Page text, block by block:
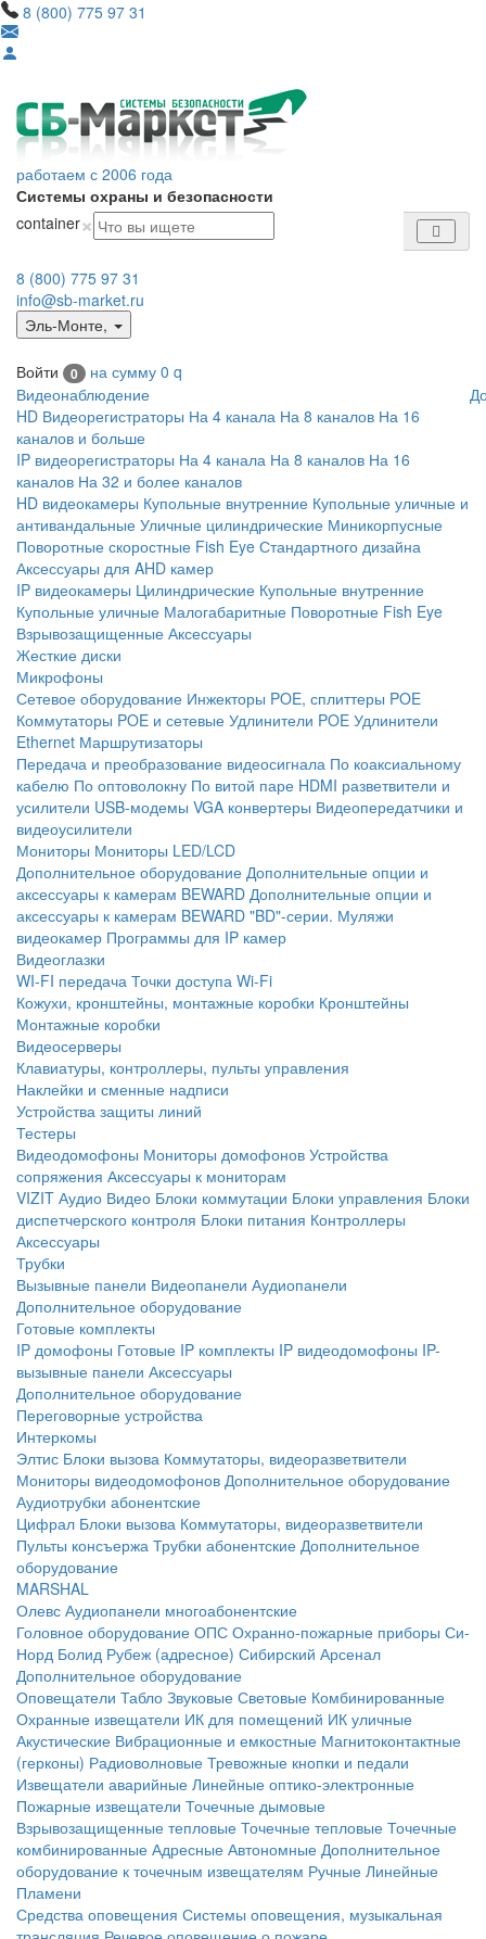
8 (800) 775 97 31
работаем с 2006 года
Системы охраны и безопасности
container×
8 (800) 775 97 31
info@sb-market.ru
Эль-Монте,
Войти 0 на сумму 0 q
Видеонаблюдение
HD Видеорегистраторы На 4 канала На 8 каналов На 16
каналов и больше
IP видеорегистраторы На 4 канала На 8 каналов На 16
каналов На 32 и более каналов
HD видеокамеры Купольные внутренние Купольные уличные и
антивандальные Уличные цилиндрические Миникорпусные
Поворотные скоростные Fish Eye Стандартного дизайна
Аксессуары для AHD камер
IP видеокамеры Цилиндрические Купольные внутренние
Купольные уличные Малогабаритные Поворотные Fish Eye
Взрывозащищенные Аксессуары
Жесткие диски
Микрофоны
Сетевое оборудование Инжекторы POE, сплиттеры POE
Коммутаторы POE и сетевые Удлинители POE Удлинители
Ethernet Маршрутизаторы
Передача и преобразование видеосигнала По коаксиальному
кабелю По оптоволокну По витой паре HDMI разветвители и
усилители USB-модемы VGA конвертеры Видеопередатчики и
видеоусилители
Мониторы Мониторы LED/LCD
Дополнительное оборудование Дополнительные опции и
аксессуары к камерам BEWARD Дополнительные опции и
аксессуары к камерам BEWARD "BD"-серии. Муляжи
видеокамер Программы для IP камер
Видеоглазки
WI-FI передача Точки доступа Wi-Fi
Кожухи, кронштейны, монтажные коробки Кронштейны
Монтажные коробки
Видеосерверы
Клавиатуры, контроллеры, пульты управления
Наклейки и сменные надписи
Устройства защиты линий
Тестеры
Видеодомофоны Мониторы домофонов Устройства
сопряжения Аксессуары к мониторам
VIZIT Аудио Видео Блоки коммутации Блоки управления Блоки
диспетчерского контроля Блоки питания Контроллеры
Аксессуары
Трубки
Вызывные панели Видеопанели Аудиопанели
Дополнительное оборудование
Готовые комплекты
IP домофоны Готовые IP комплекты IP видеодомофоны IP-
вызывные панели Аксессуары
Дополнительное оборудование
Переговорные устройства
Интеркомы
Элтис Блоки вызова Коммутаторы, видеоразветвители
Мониторы видеодомофонов Дополнительное оборудование
Аудиотрубки абонентские
Цифрал Блоки вызова Коммутаторы, видеоразветвители
Пульты консъержа Трубки абонентские Дополнительное
оборудование
MARSHAL
Олевс Аудиопанели многоабонентские
Головное оборудование ОПС Охранно-пожарные приборы Си-
Норд Болид Рубеж (адресное) Сибирский Арсенал
Дополнительное оборудование
Оповещатели Табло Звуковые Световые Комбинированные
Охранные извещатели ИК для помещений ИК уличные
Акустические Вибрационные и емкостные Магнитоконтактные
(герконы) Радиоволновые Тревожные кнопки и педали
Извещатели аварийные Линейные оптико-электронные
Пожарные извещатели Точечные дымовые
Взрывозащищенные тепловые Точечные тепловые Точечные
комбинированные Адресные Автономные Дополнительное
оборудование к точечным извещателям Ручные Линейные
Пламени
Средства оповещения Системы оповещения, музыкальная